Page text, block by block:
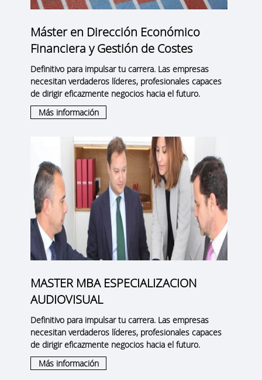
Máster en Dirección Económico
Financiera y Gestión de Costes
Definitivo para impulsar tu carrera. Las empresas
necesitan verdaderos líderes, profesionales capaces
de dirigir eficazmente negocios hacia el futuro.
Más información
MASTER MBA ESPECIALIZACION
AUDIOVISUAL
Definitivo para impulsar tu carrera. Las empresas
necesitan verdaderos líderes, profesionales capaces
de dirigir eficazmente negocios hacia el futuro.
Más información